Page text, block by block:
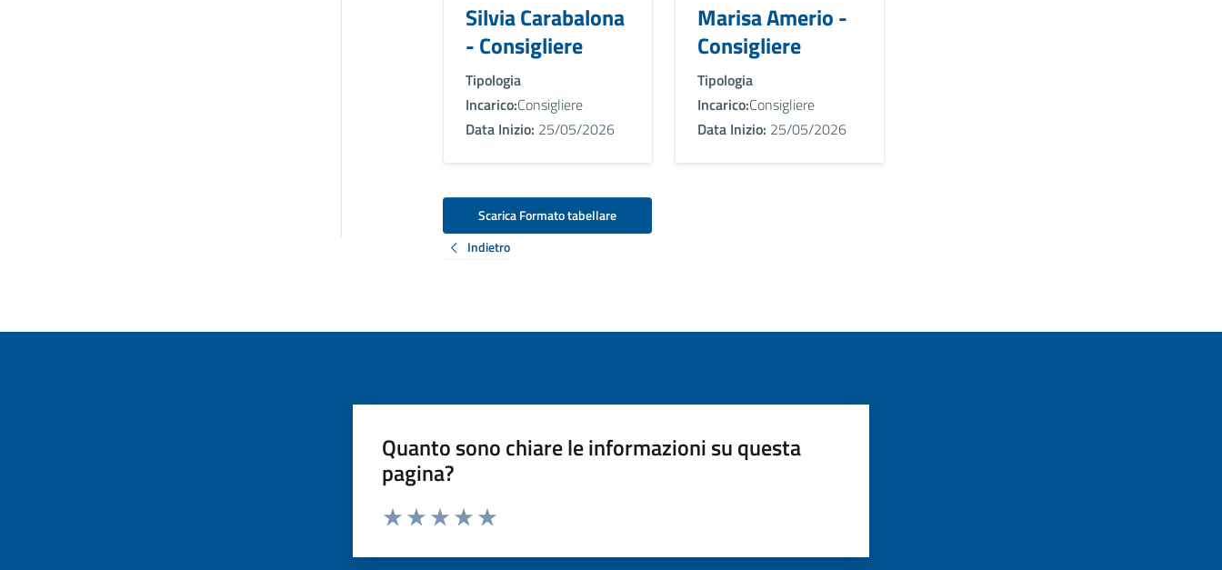
Silvia Carabalona
- Consigliere
Tipologia
Incarico:Consigliere
Data Inizio: 25/05/2026
Marisa Amerio -
Consigliere
Tipologia
Incarico:Consigliere
Data Inizio: 25/05/2026
Scarica Formato tabellare
Indietro
Quanto sono chiare le informazioni su questa
pagina?
Valuta da 1 a 5 stelle la pagina